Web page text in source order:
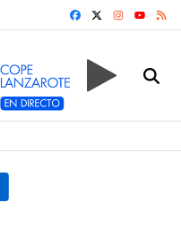
FACEBOOK
YOUTUBE